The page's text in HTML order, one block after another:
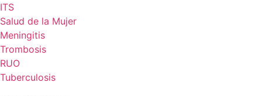
ITS
Salud de la Mujer
Meningitis
Trombosis
RUO
Tuberculosis